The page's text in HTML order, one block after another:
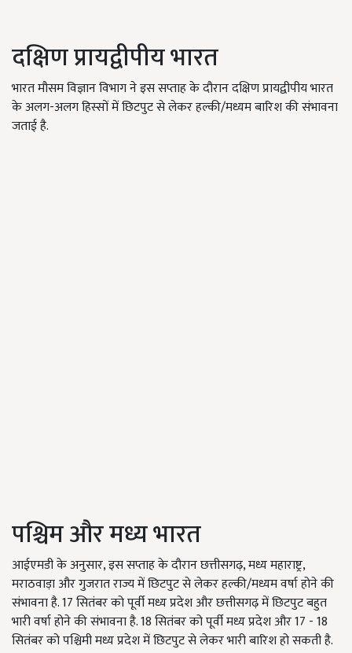
दक्षिण प्रायद्वीपीय भारत
भारत मौसम विज्ञान विभाग ने इस सप्ताह के दौरान दक्षिण प्रायद्वीपीय भारत
के अलग-अलग हिस्सों में छिटपुट से लेकर हल्की/मध्यम बारिश की संभावना
जताई है.
पश्चिम और मध्य भारत
आईएमडी के अनुसार, इस सप्ताह के दौरान छत्तीसगढ़, मध्य महाराष्ट्र,
मराठवाड़ा और गुजरात राज्य में छिटपुट से लेकर हल्की/मध्यम वर्षा होने की
संभावना है. 17 सितंबर को पूर्वी मध्य प्रदेश और छत्तीसगढ़ में छिटपुट बहुत
भारी वर्षा होने की संभावना है. 18 सितंबर को पूर्वी मध्य प्रदेश और 17 - 18
सितंबर को पश्चिमी मध्य प्रदेश में छिटपुट से लेकर भारी बारिश हो सकती है.